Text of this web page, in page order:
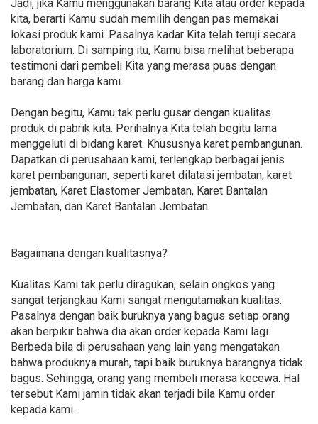
Jadi, jika Kamu menggunakan barang Kita atau order kepada
kita, berarti Kamu sudah memilih dengan pas memakai
lokasi produk kami. Pasalnya kadar Kita telah teruji secara
laboratorium. Di samping itu, Kamu bisa melihat beberapa
testimoni dari pembeli Kita yang merasa puas dengan
barang dan harga kami.
Dengan begitu, Kamu tak perlu gusar dengan kualitas
produk di pabrik kita. Perihalnya Kita telah begitu lama
menggeluti di bidang karet. Khususnya karet pembangunan.
Dapatkan di perusahaan kami, terlengkap berbagai jenis
karet pembangunan, seperti karet dilatasi jembatan, karet
jembatan, Karet Elastomer Jembatan, Karet Bantalan
Jembatan, dan Karet Bantalan Jembatan.
Bagaimana dengan kualitasnya?
Kualitas Kami tak perlu diragukan, selain ongkos yang
sangat terjangkau Kami sangat mengutamakan kualitas.
Pasalnya dengan baik buruknya yang bagus setiap orang
akan berpikir bahwa dia akan order kepada Kami lagi.
Berbeda bila di perusahaan yang lain yang mengatakan
bahwa produknya murah, tapi baik buruknya barangnya tidak
bagus. Sehingga, orang yang membeli merasa kecewa. Hal
tersebut Kami jamin tidak akan terjadi bila Kamu order
kepada kami.